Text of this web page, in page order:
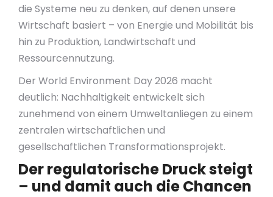
die Systeme neu zu denken, auf denen unsere
Wirtschaft basiert – von Energie und Mobilität bis
hin zu Produktion, Landwirtschaft und
Ressourcennutzung.
Der World Environment Day 2026 macht
deutlich: Nachhaltigkeit entwickelt sich
zunehmend von einem Umweltanliegen zu einem
zentralen wirtschaftlichen und
gesellschaftlichen Transformationsprojekt.
Der regulatorische Druck steigt
– und damit auch die Chancen